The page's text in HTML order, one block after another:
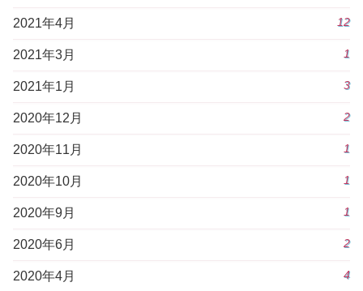
2021年4月 12
2021年3月 1
2021年1月 3
2020年12月 2
2020年11月 1
2020年10月 1
2020年9月 1
2020年6月 2
2020年4月 4